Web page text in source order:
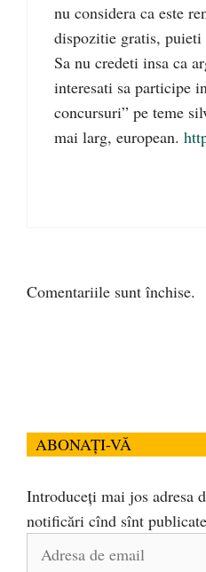
nu considera ca este
dispozitie gratis, puieti
Sa nu credeti insa ca
interesati sa participe
concursuri” pe teme
mai larg, european.
Comentariile sunt închise.
ABONAȚI-VĂ
Introduceți mai jos adresa
notificări cînd sînt